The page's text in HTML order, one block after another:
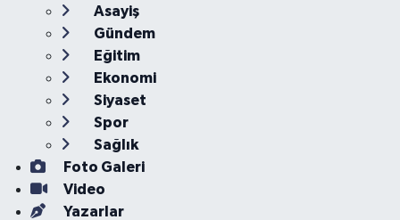
Asayiş
Gündem
Eğitim
Ekonomi
Siyaset
Spor
Sağlık
Foto Galeri
Video
Yazarlar